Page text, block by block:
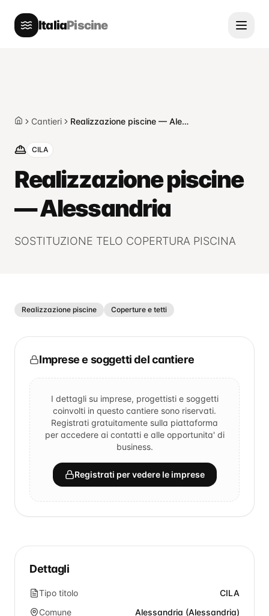
ItaliaPiscine
HomeCantieri Realizzazione piscine — Alessandria
CILA
Realizzazione piscine
— Alessandria
SOSTITUZIONE TELO COPERTURA PISCINA
Realizzazione piscine Coperture e tetti
Imprese e soggetti del cantiere
I dettagli su imprese, progettisti e soggetti
coinvolti in questo cantiere sono riservati.
Registrati gratuitamente sulla piattaforma
per accedere ai contatti e alle opportunita' di
business.
Registrati per vedere le imprese
Dettagli
Tipo titolo
CILA
Comune
Alessandria (Alessandria)